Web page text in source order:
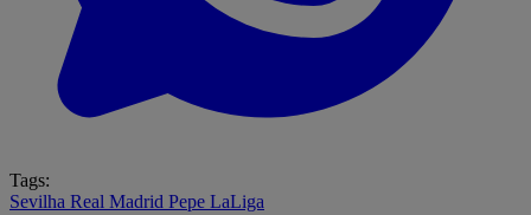
Tags:
Sevilha Real Madrid Pepe LaLiga